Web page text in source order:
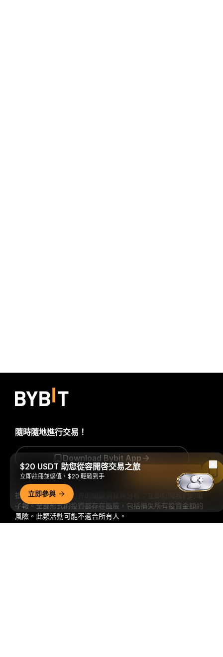
搶先掌握加密貨幣世界的關鍵洞察與分析：立即訂閱我們的電
子報。全部形式的投資都存在風險，包括損失所有投資金額的
風險。此類活動可能不適合所有人。
隨時隨地進行交易！
Download Bybit App
$20 USDT 助您從容開啓交易之旅
立即註冊並儲值，$20 輕鬆到手
立即參與
在 Bybit App 中閱讀